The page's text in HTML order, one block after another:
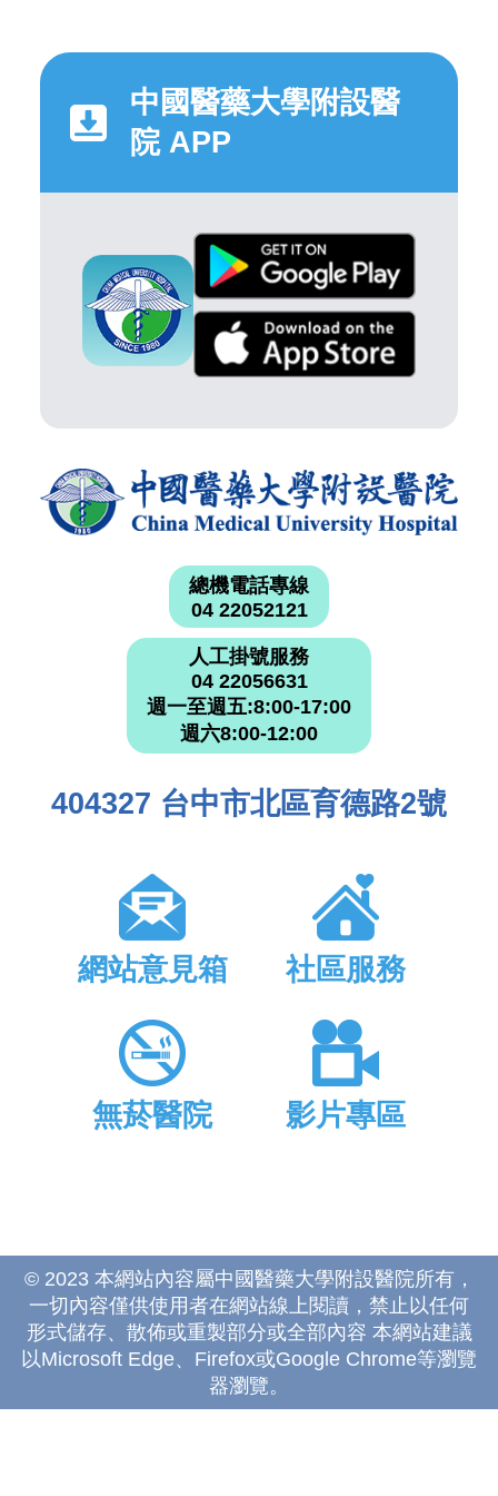
中國醫藥大學附設醫
院 APP
總機電話專線
04 22052121
人工掛號服務
04 22056631
週一至週五:8:00-17:00
週六8:00-12:00
404327 台中市北區育德路2號
網站意見箱 社區服務
無菸醫院 影片專區
© 2023 本網站內容屬中國醫藥大學附設醫院所有，
一切內容僅供使用者在網站線上閱讀，禁止以任何
形式儲存、散佈或重製部分或全部內容 本網站建議
以Microsoft Edge、Firefox或Google Chrome等瀏覽
器瀏覽。